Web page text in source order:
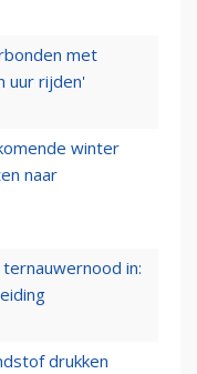
met
uur rijden'
winter
naar
in:
drukken